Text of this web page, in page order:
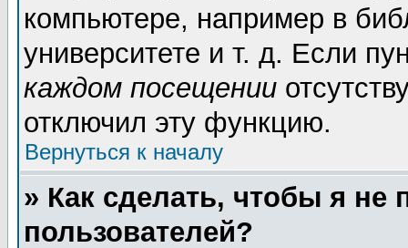
компьютере, например в
университете и т. д. Если
каждом посещении
отключил эту функцию.
Вернуться к началу
» Как сделать, чтобы я не
пользователей?